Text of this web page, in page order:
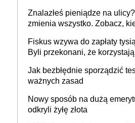
Znalazłeś pieniądze na
zmienia wszystko. Zobacz,
Fiskus wzywa do zapłaty
Byli przekonani, że
Jak bezbłędnie sporządzić
ważnych zasad
Nowy sposób na dużą
odkryli żyłę złota